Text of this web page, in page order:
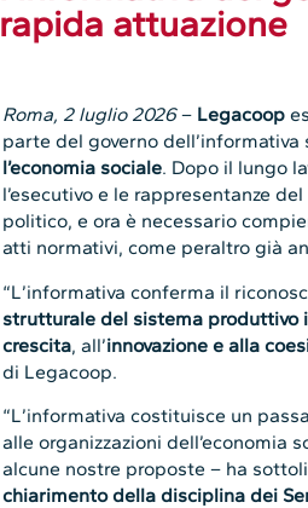
rapida attuazione
Roma, 2 luglio 2026– Legacoop
parte del governo dell’informativa
l’economia sociale. Dopo il lungo
l’esecutivo e le rappresentanze
politico, e ora è necessario
atti normativi, come peraltro già
“L’informativa conferma il
strutturale del sistema produttivo
crescita, all’innovazione e alla
di Legacoop.
“L’informativa costituisce un
alle organizzazioni dell’economia
alcune nostre proposte – ha
chiarimento della disciplina dei